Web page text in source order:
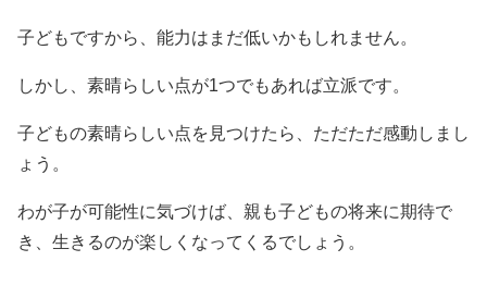
子どもですから、能力はまだ低いかもしれません。
しかし、素晴らしい点が1つでもあれば立派です。
子どもの素晴らしい点を見つけたら、ただただ感動しまし
ょう。
わが子が可能性に気づけば、親も子どもの将来に期待で
き、生きるのが楽しくなってくるでしょう。